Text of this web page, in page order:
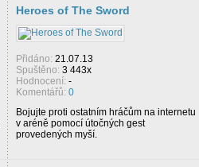
Heroes of The Sword
Přidáno: 21.07.13
Spuštěno: 3 443x
Hodnocení: -
Komentářů: 0
Bojujte proti ostatním hráčům na internetu
v aréně pomocí útočných gest
provedených myší.